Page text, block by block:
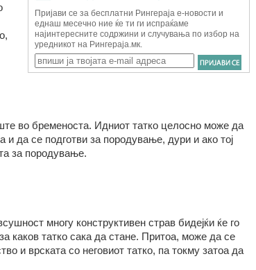
во бременоста. Идниот татко целосно може да
и да се подготви за породување, дури и ако тој
за породување.
многу конструктивен страв бидејќи ќе го
каков татко сака да стане. Притоа, може да се
и врската со неговиот татко, па токму затоа да